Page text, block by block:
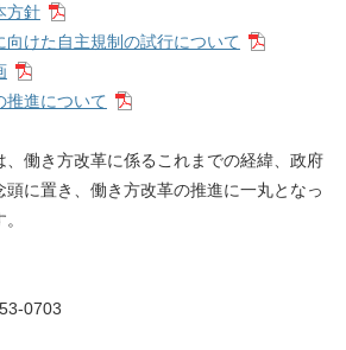
方針
けた自主規制の試行について
推進について
、働き方改革に係るこれまでの経緯、政府
に置き、働き方改革の推進に一丸となっ
0703